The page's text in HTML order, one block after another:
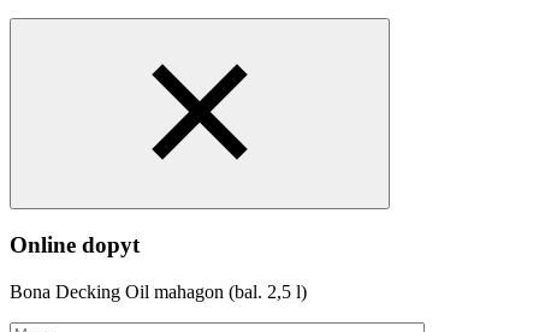
Online dopyt
Bona Decking Oil mahagon (bal. 2,5 l)